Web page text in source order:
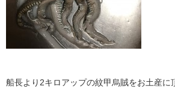
船長より2キロアップの紋甲烏賊をお土産に